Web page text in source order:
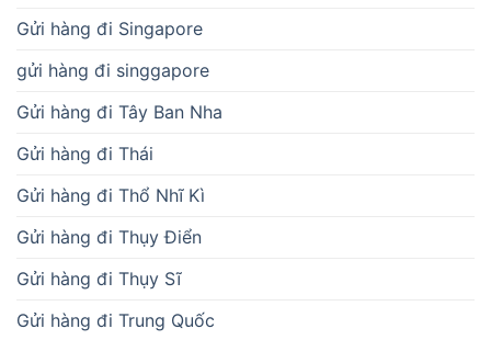
Gửi hàng đi Singapore
gửi hàng đi singgapore
Gửi hàng đi Tây Ban Nha
Gửi hàng đi Thái
Gửi hàng đi Thổ Nhĩ Kì
Gửi hàng đi Thụy Điển
Gửi hàng đi Thụy Sĩ
Gửi hàng đi Trung Quốc